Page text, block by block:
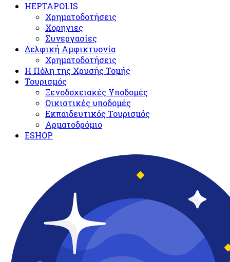
HEPTAPOLIS
Χρηματοδοτήσεις
Χορηγιες
Συνεργασίες
Δελφική Αμφικτυονία
Χρηματοδοτήσεις
Η Πόλη της Χρυσής Τομής
Τουρισμός
Ξενοδοχειακές Υποδομές​
Oικιστικές υποδομές
Εκπαιδευτικός Τουρισμός
Αρματοδρόμιο
ESHOP